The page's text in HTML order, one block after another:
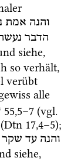
והנה אמת
הדבר
siehe,
so verhält,
verübt
alle
55,5–7 (vgl.
(Dtn 17,4–5
והנה עד שקר
siehe,